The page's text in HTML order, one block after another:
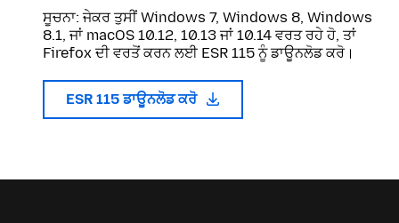
ਸੂਚਨਾ: ਜੇਕਰ ਤੁਸੀਂ Windows 7, Windows 8, Windows
8.1, ਜਾਂ macOS 10.12, 10.13 ਜਾਂ 10.14 ਵਰਤ ਰਹੇ ਹੋ, ਤਾਂ
Firefox ਦੀ ਵਰਤੋਂ ਕਰਨ ਲਈ ESR 115 ਨੂੰ ਡਾਊਨਲੋਡ ਕਰੋ।
ESR 115 ਡਾਊਨਲੋਡ ਕਰੋ